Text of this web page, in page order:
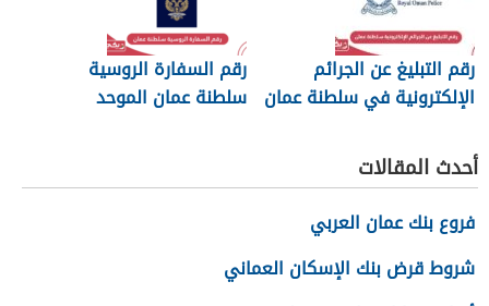
رقم التبليغ عن الجرائم
الإلكترونية في سلطنة عمان
رقم السفارة الروسية
سلطنة عمان الموحد
أحدث المقالات
فروع بنك عمان العربي
شروط قرض بنك الإسكان العماني